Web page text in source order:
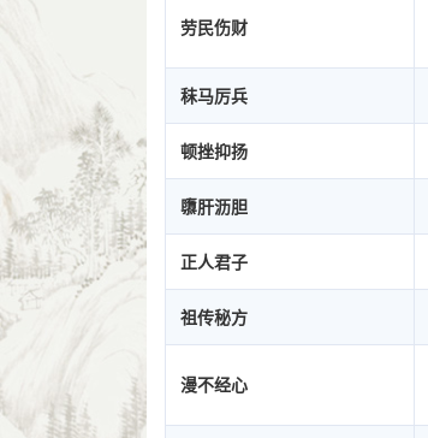
劳民伤财
秣马厉兵
顿挫抑扬
隳肝沥胆
正人君子
祖传秘方
漫不经心